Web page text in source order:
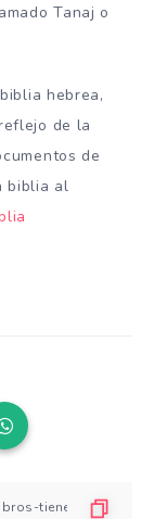
Tanaj o
hebrea,
de la
de
biblia al